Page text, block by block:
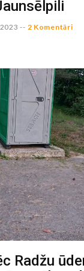
-- 2 Komentāri
Radžu